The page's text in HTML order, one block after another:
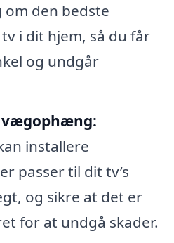
om den bedste
i dit hjem, så du får
og undgår
installere
passer til dit tv’s
og sikre at det er
for at undgå skader.